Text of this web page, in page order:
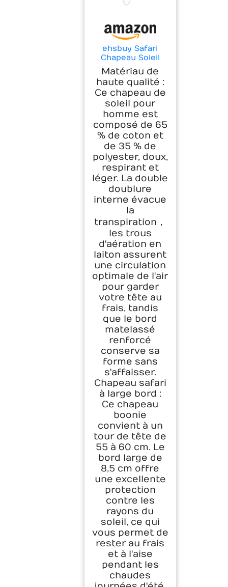
ehsbuy Safari
Chapeau Soleil
Homme Large
Bord Piable Coton
Respirant Cowboy
Style Boonie
Chapeau de
Brousse avec
Menton Réglable
pour Randonnée
Peche Chasse
Camping
Matériau de
haute qualité :
Ce chapeau de
soleil pour
homme est
composé de 65
% de coton et
de 35 % de
polyester, doux,
respirant et
léger. La double
doublure
interne évacue
la
transpiration，
les trous
d'aération en
laiton assurent
une circulation
optimale de l'air
pour garder
votre tête au
frais, tandis
que le bord
matelassé
renforcé
conserve sa
forme sans
s'affaisser.
Chapeau safari
à large bord :
Ce chapeau
boonie
convient à un
tour de tête de
55 à 60 cm. Le
bord large de
8,5 cm offre
une excellente
protection
contre les
rayons du
soleil, ce qui
vous permet de
rester au frais
et à l'aise
pendant les
chaudes